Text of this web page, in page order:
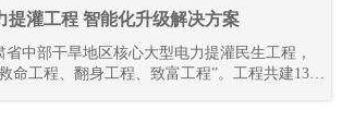
提灌工程 智能化升级解决方案
中部干旱地区核心大型电力提灌民生工程，
命工程、翻身工程、致富工程”。工程共建13座